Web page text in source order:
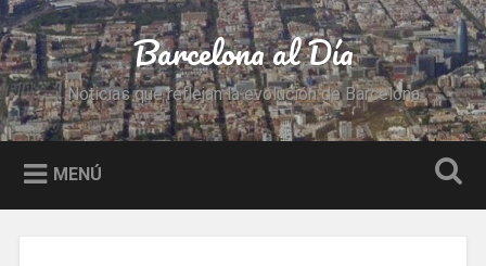
Saltar
al
contenido
Buscar Barcelona al Día
Noticias que reflejan la evolución de Barcelona
MENÚ